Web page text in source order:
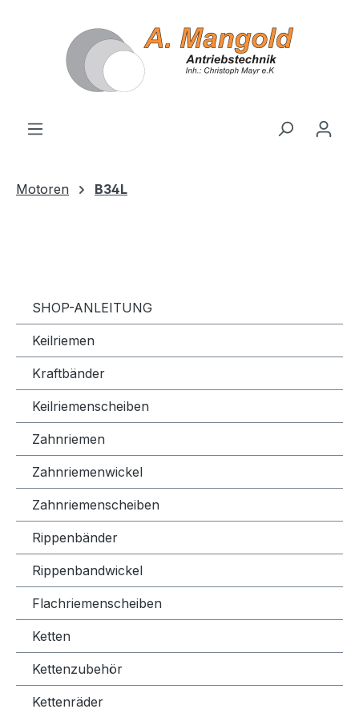
Motoren B34L
SHOP-ANLEITUNG
Keilriemen
Kraftbänder
Keilriemenscheiben
Zahnriemen
Zahnriemenwickel
Zahnriemenscheiben
Rippenbänder
Rippenbandwickel
Flachriemenscheiben
Ketten
Kettenzubehör
Kettenräder